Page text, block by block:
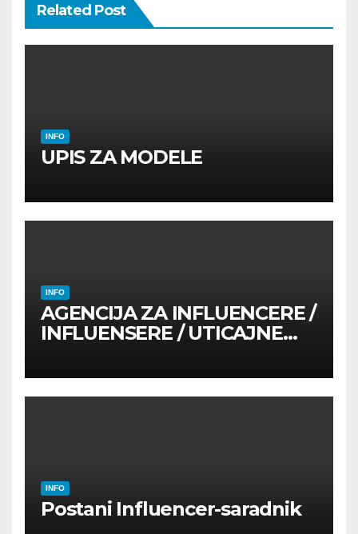
Related Post
INFO
UPIS ZA MODELE
INFO
AGENCIJA ZA INFLUENCERE /
INFLUENSERE / UTICAJNE
INFO
Postani Influencer-saradnik